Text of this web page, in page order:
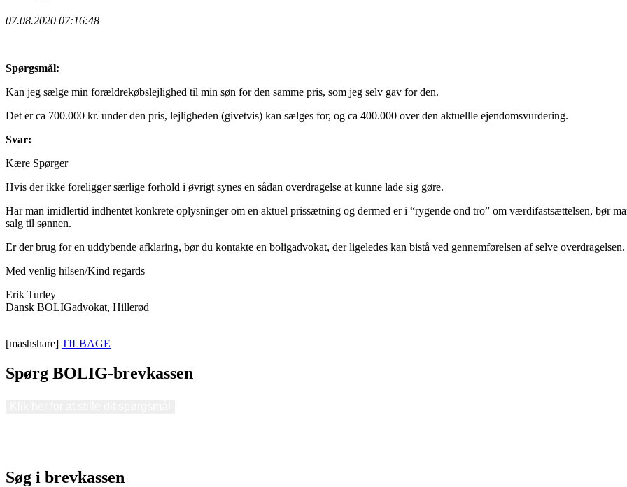
07.08.2020 07:16:48
Spørgsmål:
Kan jeg sælge min forældrekøbslejlighed til min søn for den samme pris, som jeg selv gav for den.
Det er ca 700.000 kr. under den pris, lejligheden (givetvis) kan sælges for, og ca 400.000 over den aktuellle ejendomsvurdering.
Svar:
Kære Spørger
Hvis der ikke foreligger særlige forhold i øvrigt synes en sådan overdragelse at kunne lade sig gøre.
Har man imidlertid indhentet konkrete oplysninger om en aktuel prissætning og dermed er i “rygende ond tro” om værdifastsættelsen, bør
salg til sønnen.
Er der brug for en uddybende afklaring, bør du kontakte en boligadvokat, der ligeledes kan bistå ved gennemførelsen af selve overdragelsen.
Med venlig hilsen/Kind regards
Erik Turley
Dansk BOLIGadvokat, Hillerød
[mashshare] TILBAGE
Spørg BOLIG-brevkassen
Søg i brevkassen